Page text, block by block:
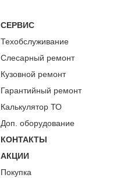
СЕРВИС
Техобслуживание
Слесарный ремонт
Кузовной ремонт
Гарантийный ремонт
Калькулятор ТО
Доп. оборудование
КОНТАКТЫ
АКЦИИ
Покупка